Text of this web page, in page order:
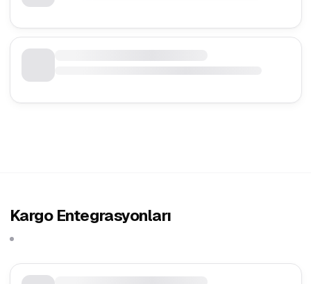
Kargo Entegrasyonları